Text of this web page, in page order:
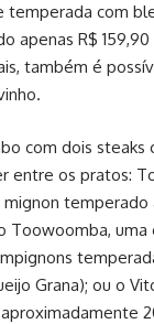
temperada com
apenas R$
também é
com dois steaks
entre os pratos:
temperado
Toowoomba, uma
Grana); ou o